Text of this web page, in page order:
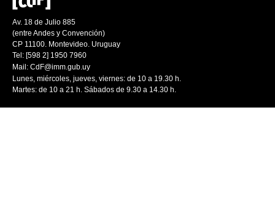
Av. 18 de Julio 885
(entre Andes y Convención)
CP 11100. Montevideo. Uruguay
Tel: [598 2] 1950 7960
Mail: CdF@imm.gub.uy
Lunes, miércoles, jueves, viernes: de 10 a 19.30 h.
Martes: de 10 a 21 h. Sábados de 9.30 a 14.30 h.